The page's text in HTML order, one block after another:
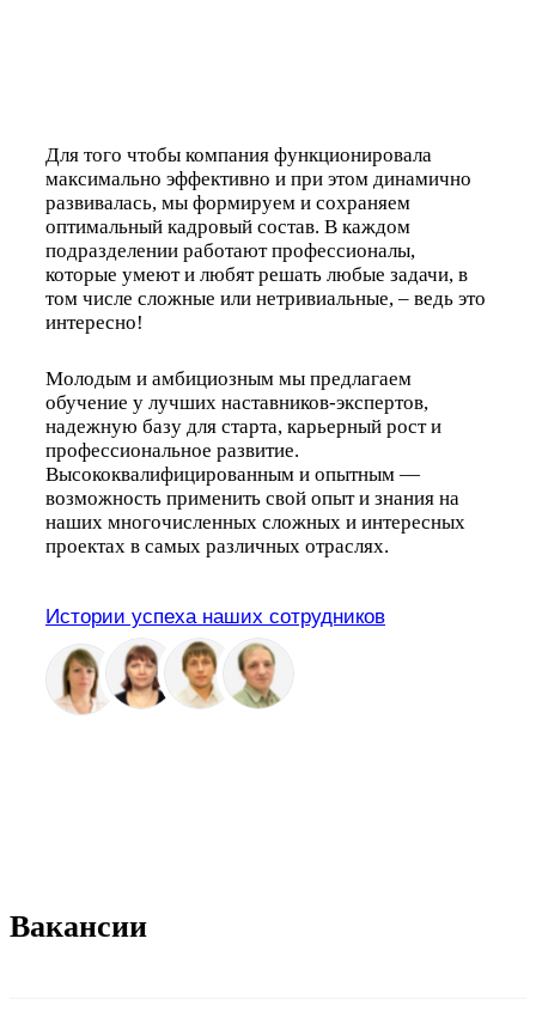
Для того чтобы компания функционировала
максимально эффективно и при этом динамично
развивалась, мы формируем и сохраняем
оптимальный кадровый состав. В каждом
подразделении работают профессионалы,
которые умеют и любят решать любые задачи, в
том числе сложные или нетривиальные, – ведь это
интересно!
Молодым и амбициозным мы предлагаем
обучение у лучших наставников-экспертов,
надежную базу для старта, карьерный рост и
профессиональное развитие.
Высококвалифицированным и опытным —
возможность применить свой опыт и знания на
наших многочисленных сложных и интересных
проектах в самых различных отраслях.
Истории успеха наших сотрудников
Вакансии